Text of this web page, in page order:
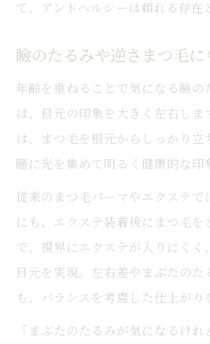
て、アンドヘルシーは頼れる存在
瞼のたるみや逆さまつ毛
年齢を重ねることで気になる瞼の
は、目元の印象を大きく左右しま
は、まつ毛を根元からしっかり立
瞳に光を集めて明るく健康的な印
従来のまつ毛パーマやエクステで
にも、エクステ装着後にまつ毛を
で、視界にエクステが入りにくく
目元を実現。左右差やまぶたのた
も、バランスを考慮した仕上がり
「まぶたのたるみが気になるけれ